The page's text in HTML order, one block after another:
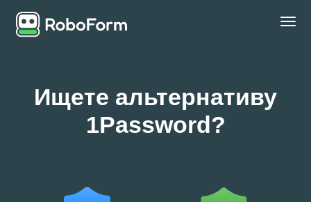
БИЗНЕС
Ищете альтернативу
1Password?